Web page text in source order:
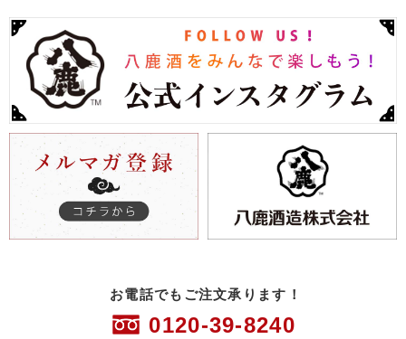
お電話でもご注文承ります！
0120-39-8240